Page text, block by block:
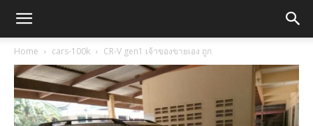
Home cars-100k CR-V gen1 เจ้าของขายเอง ถูก